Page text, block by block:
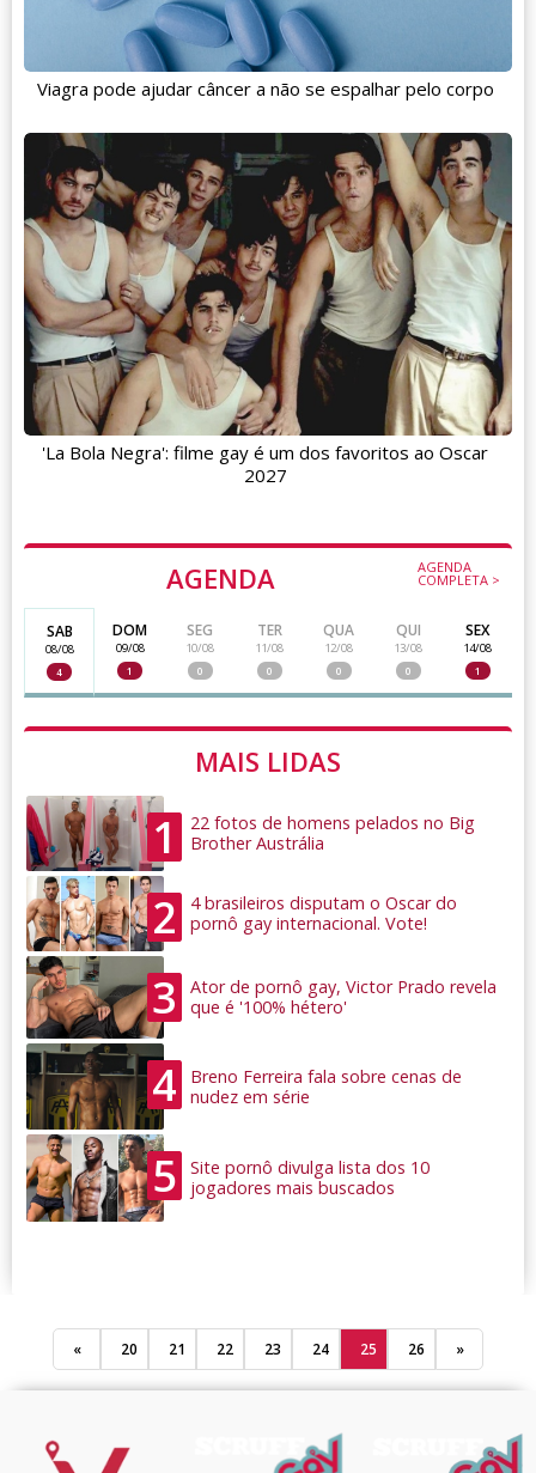
Viagra pode ajudar câncer a não se espalhar pelo corpo
'La Bola Negra': filme gay é um dos favoritos ao Oscar
2027
AGENDA AGENDA
COMPLETA >
SAB
08/08
4
DOM
09/08
1
SEG
10/08
0
TER
11/08
0
QUA
12/08
0
QUI
13/08
0
SEX
14/08
1
MAIS LIDAS
1
22 fotos de homens pelados no Big
Brother Austrália
2
4 brasileiros disputam o Oscar do
pornô gay internacional. Vote!
3
Ator de pornô gay, Victor Prado revela
que é '100% hétero'
4
Breno Ferreira fala sobre cenas de
nudez em série
5
Site pornô divulga lista dos 10
jogadores mais buscados
« 20 21 22 23 24 25 26 »